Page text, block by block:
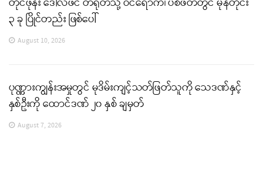
၃ ခု ပြိုင်တည်း ဖြစ်ပေါ်
August 10, 2026
ပုဏ္ဏားကျွန်းအမှုတွင် မုဒိမ်းကျင့်သတ်ဖြတ်သူကို သေဒဏ်နှင့်
နှစ်ဦးကို ထောင်ဒဏ် ၂၀ နှစ် ချမှတ်
August 7, 2026